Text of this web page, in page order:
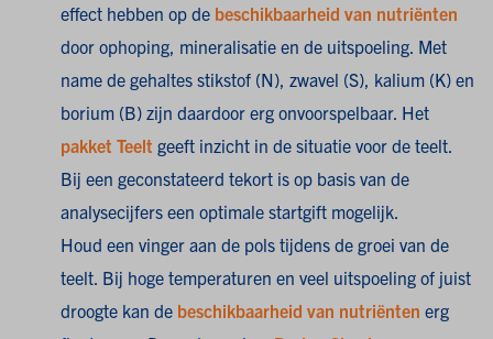
effect hebben op de beschikbaarheid van nutriënten
door ophoping, mineralisatie en de uitspoeling. Met
name de gehaltes stikstof (N), zwavel (S), kalium (K) en
borium (B) zijn daardoor erg onvoorspelbaar. Het
pakket Teelt geeft inzicht in de situatie voor de teelt.
Bij een geconstateerd tekort is op basis van de
analysecijfers een optimale startgift mogelijk.
Houd een vinger aan de pols tijdens de groei van de
teelt. Bij hoge temperaturen en veel uitspoeling of juist
droogte kan de beschikbaarheid van nutriënten erg